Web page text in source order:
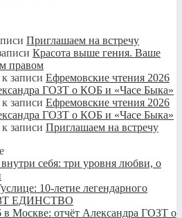
Приглашаем на встречу
Красота выше гения. Ваше
правом
к записи Ефремовские чтения 2026
ГОЗТ о КОБ и «Часе Быка»
к записи Ефремовские чтения 2026
ГОЗТ о КОБ и «Часе Быка»
к записи Приглашаем на встречу
себя: три уровня любви, о
10-летие легендарного
ЕДИНСТВО
в Москве: отчёт Александра ГОЗТ о